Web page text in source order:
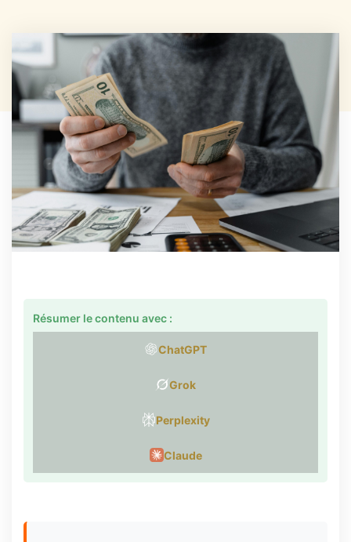
Résumer le contenu avec :
ChatGPT
Grok
Perplexity
Claude